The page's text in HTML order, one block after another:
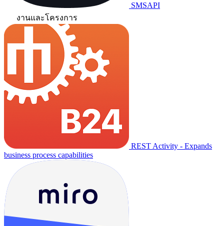
SMSAPI
งานและโครงการ
REST Activity - Expands
business process capabilities